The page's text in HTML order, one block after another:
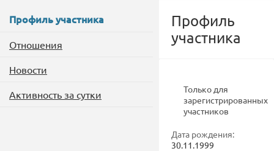
Профиль участника
Отношения
Новости
Активность за сутки
Профиль
участника
Только для
зарегистрированных
участников
Дата рождения:
30.11.1999